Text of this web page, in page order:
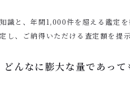
識と、年間1,000件を超える鑑定
し、ご納得いただける査定額を提
んなに膨大な量であって